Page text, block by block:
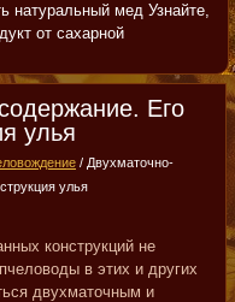
натуральный мед Узнайте,
от сахарной
Его
улья
/ Двухматочно-
улья
конструкций не
в этих и других
двухматочным и